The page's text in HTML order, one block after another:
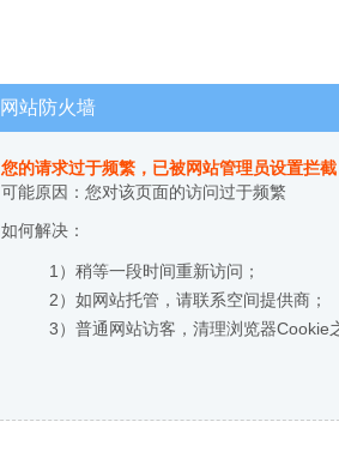
网站防火墙
您的请求过于频繁，已被网站管理员设置拦截
可能原因：您对该页面的访问过于频繁
如何解决：
1）稍等一段时间重新访问；
2）如网站托管，请联系空间提供商；
3）普通网站访客，清理浏览器Cookie